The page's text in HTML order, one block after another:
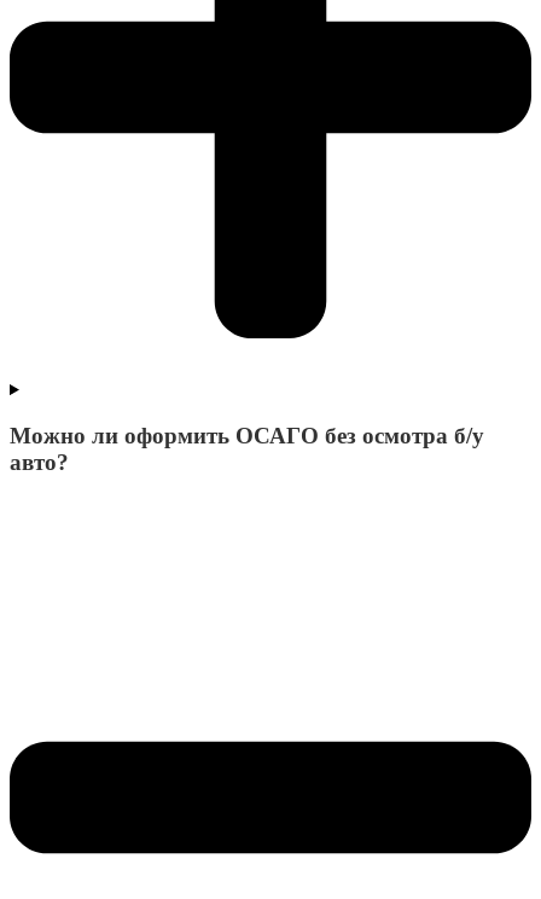
Можно ли оформить ОСАГО без осмотра б/у
авто?